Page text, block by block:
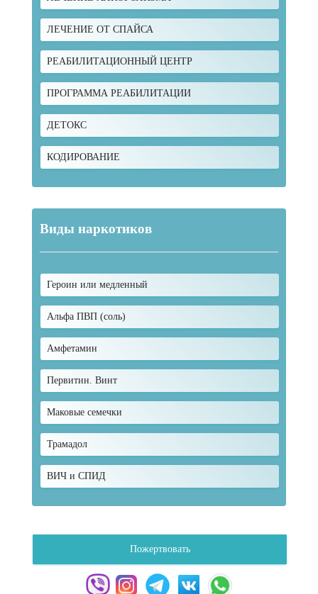
ЛЕЧЕНИЕ ОТ СПАЙСА
РЕАБИЛИТАЦИОННЫЙ ЦЕНТР
ПРОГРАММА РЕАБИЛИТАЦИИ
ДЕТОКС
КОДИРОВАНИЕ
Виды наркотиков
Героин или медленный
Альфа ПВП (соль)
Амфетамин
Первитин. Винт
Маковые семечки
Трамадол
ВИЧ и СПИД
Пожертвовать